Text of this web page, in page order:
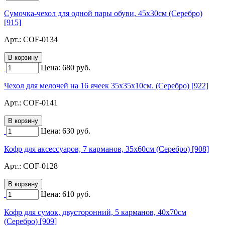
Сумочка-чехол для одной пары обуви, 45х30см (Серебро)
[915]
Арт.: COF-0134
Цена: 680 руб.
Чехол для мелочей на 16 ячеек 35х35х10см. (Серебро) [922]
Арт.: COF-0141
Цена: 630 руб.
Кофр для аксессуаров, 7 карманов, 35х60см (Серебро) [908]
Арт.: COF-0128
Цена: 610 руб.
Кофр для сумок, двусторонний, 5 карманов, 40х70см
(Серебро) [909]